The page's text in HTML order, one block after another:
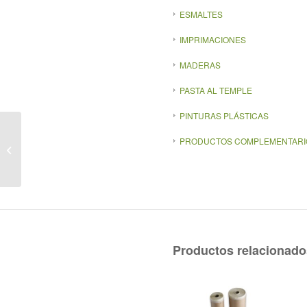
ESMALTES
IMPRIMACIONES
MADERAS
PASTA AL TEMPLE
PINTURAS PLÁSTICAS
PRODUCTOS
Productos